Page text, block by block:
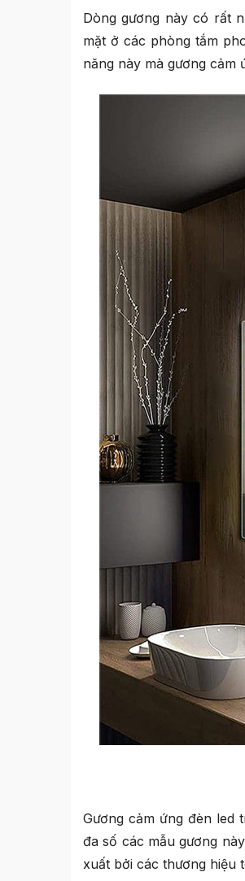
Dòng gương này có rất
mặt ở các phòng tắm
năng này mà gương cảm
Gương cảm ứng đèn led
đa số các mẫu gương
xuất bởi các thương hiệu